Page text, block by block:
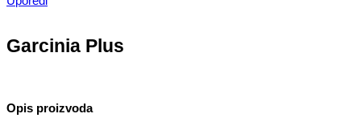
Garcinia Plus
Opis proizvoda